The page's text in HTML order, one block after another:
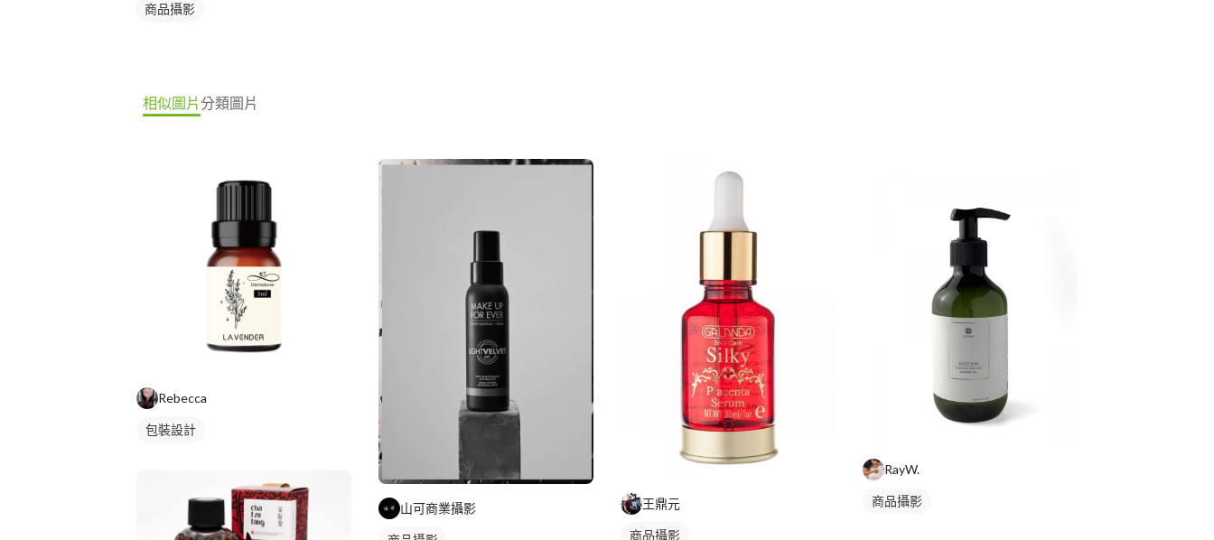
商品攝影
相似圖片分類圖片
Rebecca
包裝設計
山可商業攝影 王鼎元
商品攝影
RayW.
商品攝影